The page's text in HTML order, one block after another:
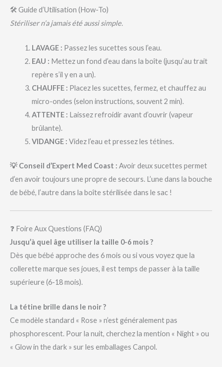
🛠️ Guide d’Utilisation (How-To)
Stériliser n’a jamais été aussi simple.
LAVAGE : Passez les sucettes sous l’eau.
EAU : Mettez un fond d’eau dans la boîte (jusqu’au trait
repère s’il y en a un).
CHAUFFE : Placez les sucettes, fermez, et chauffez au
micro-ondes (selon instructions, souvent 2 min).
ATTENTE : Laissez refroidir avant d’ouvrir (vapeur
brûlante).
VIDANGE : Videz l’eau et pressez les tétines.
💡 Conseil d’Expert Med Coast : Avoir deux sucettes permet
d’en avoir toujours une propre de secours. L’une dans la bouche
de bébé, l’autre dans la boîte stérilisée dans le sac !
❓ Foire Aux Questions (FAQ)
Jusqu’à quel âge utiliser la taille 0-6 mois ?
Dès que bébé approche des 6 mois ou si vous voyez que la
collerette marque ses joues, il est temps de passer à la taille
supérieure (6-18 mois).
La tétine brille dans le noir ?
Ce modèle standard « Rose » n’est généralement pas
phosphorescent. Pour la nuit, cherchez la mention « Night » ou
« Glow in the dark » sur les emballages Canpol.